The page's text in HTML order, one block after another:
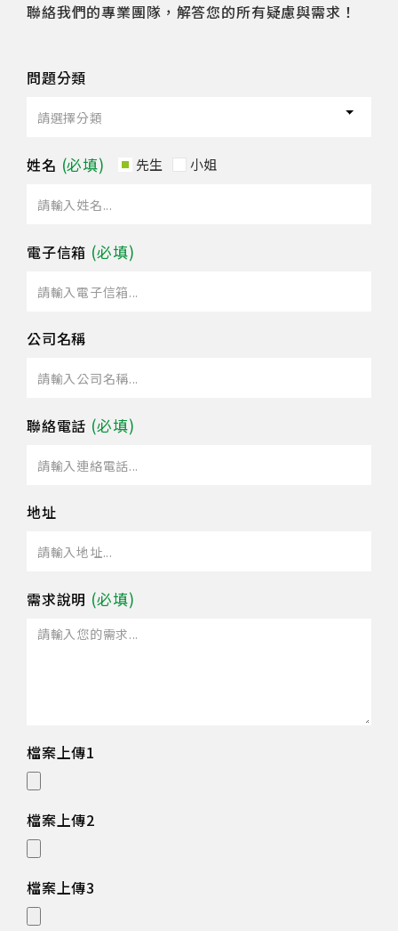
聯絡我們的專業團隊，解答您的所有疑慮與需求！
問題分類
姓名 先生 小姐
電子信箱
公司名稱
聯絡電話
地址
需求說明
檔案上傳1
檔案上傳2
檔案上傳3